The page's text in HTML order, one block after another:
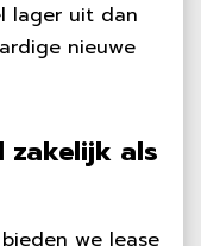
lager uit dan
nieuwe
zakelijk als
we lease